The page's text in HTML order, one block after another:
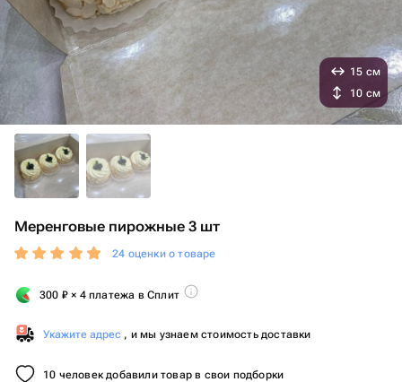
Меренговые пирожные 3 шт
24 оценки о товаре
300 ₽ × 4 платежа в Сплит
Укажите адрес , и мы узнаем стоимость доставки
10 человек добавили товар в свои подборки
15 см
10 см